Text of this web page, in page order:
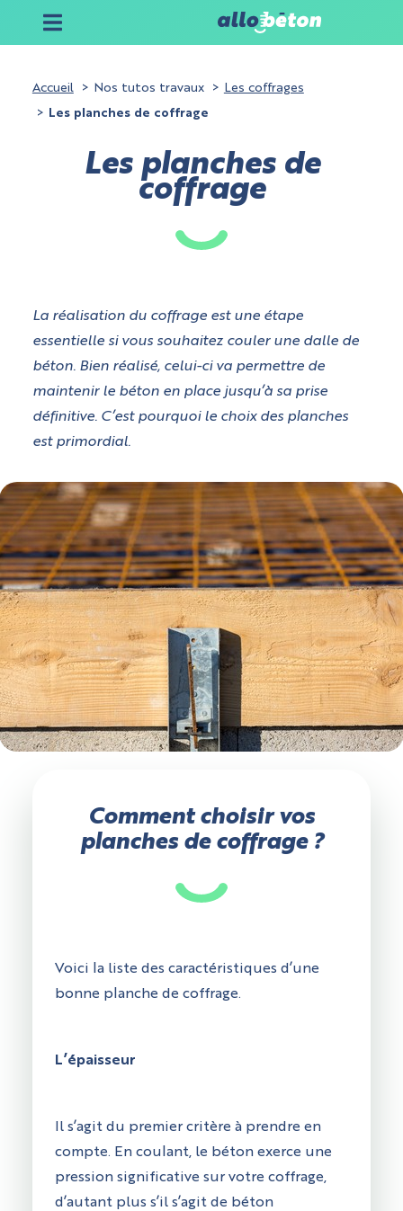
Accueil Nos tutos travaux
Les coffrages
Les planches de coffrage
Les planches de
coffrage
La réalisation du coffrage est une étape
essentielle si vous souhaitez couler une dalle de
béton. Bien réalisé, celui-ci va permettre de
maintenir le béton en place jusqu’à sa prise
définitive. C’est pourquoi le choix des planches
est primordial.
Comment choisir vos
planches de coffrage ?
Voici la liste des caractéristiques d’une
bonne planche de coffrage.
L’épaisseur
Il s’agit du premier critère à prendre en
compte. En coulant, le béton exerce une
pression significative sur votre coffrage,
d’autant plus s’il s’agit de béton